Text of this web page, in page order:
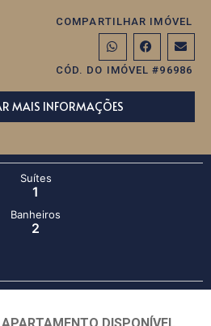
COMPARTILHAR IMÓVEL
CÓD. DO IMÓVEL #96986
MAIS INFORMAÇÕES
Suítes
1
Banheiros
2